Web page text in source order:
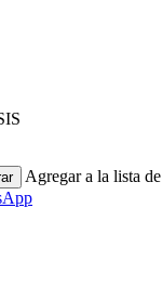
Agregar a la lista